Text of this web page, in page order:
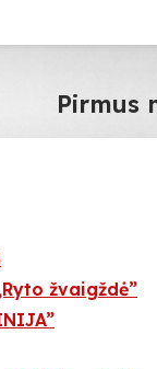
Pirmus
žvaigždė”